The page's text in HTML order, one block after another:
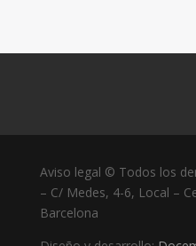
Aviso legal © Todos los
– C/ Medes, 4-6, Local –
Barcelona